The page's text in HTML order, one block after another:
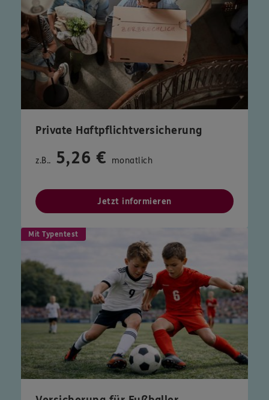
Private Haftpflichtversicherung
z.B.. 5,26 € monatlich
Jetzt informieren
Mit Typentest